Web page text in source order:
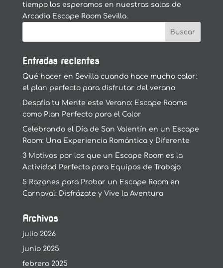
tiempo los esperamos en nuestras salas de
Arcadia Escape Room Sevilla.
Entradas recientes
Qué hacer en Sevilla cuando hace mucho calor:
el plan perfecto para disfrutar del verano
Desafía tu Mente este Verano: Escape Rooms
como Plan Perfecto para el Calor
Celebrando el Día de San Valentín en un Escape
Room: Una Experiencia Romántica y Diferente
3 Motivos por los que un Escape Room es la
Actividad Perfecta para Equipos de Trabajo
5 Razones para Probar un Escape Room en
Carnaval: Disfrázate y Vive la Aventura
Archivos
julio 2026
junio 2025
febrero 2025